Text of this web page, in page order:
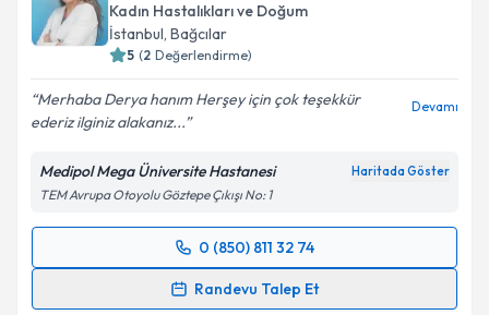
E-posta Adresiniz
Kişisel verilerimin işlenmesine ilişkin
kapsamda işlenmesini kabul ediyorum.
Takvim Talebini Gönder
Kadın Hastalıkları ve Doğum
İstanbul, Bağcılar
5 (2 Değerlendirme)
Merhaba Derya hanım Herşey için çok teşekkür
ederiz ilginiz alakanız...
Devamı
Medipol Mega Üniversite Hastanesi Haritada Göster
TEM Avrupa Otoyolu Göztepe Çıkışı No: 1
0 (850) 811 32 74
Randevu Talep Et
Randevu Takvimi Talebi